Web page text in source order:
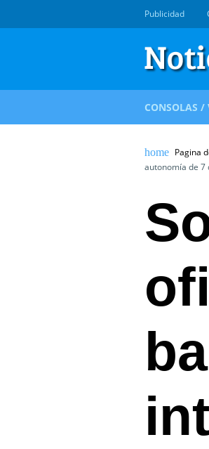
Publicidad
CONSOLAS /
Pagina
autonomía de 7